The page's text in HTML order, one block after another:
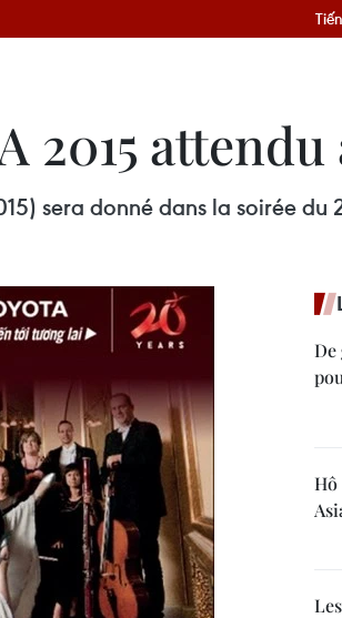
2015
sera donné dans la soirée
De
Hô